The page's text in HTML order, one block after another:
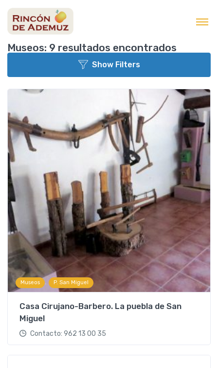
Museos: 9 resultados encontrados
Show Filters
Municipio
Aplicar
Categorias
Museos , P. San Miguel
Casa Cirujano-Barbero. La puebla de San
Miguel
Contacto: 962 13 00 35